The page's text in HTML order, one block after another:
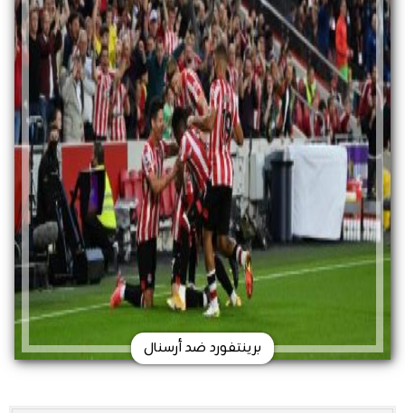
برينتفورد ضد أرسنال